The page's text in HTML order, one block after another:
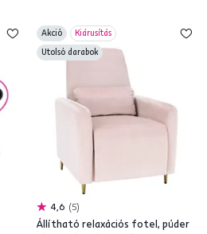
Akció
Kiárusítás
Utolsó darabok
4,6 5
Állítható relaxációs fotel, púder